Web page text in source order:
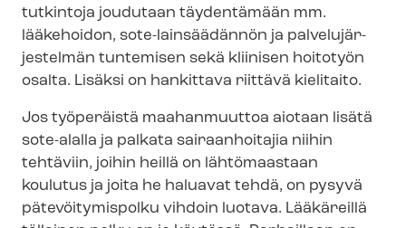
tutkintoja joudutaan täydentämään mm.
lääkehoidon, sote-​lainsäädännön ja pal­ve­lu­jär­
jes­tel­män tuntemisen sekä kliinisen hoitotyön
osalta. Lisäksi on hankittava riittävä kielitaito.
Jos työperäistä maahanmuuttoa aiotaan lisätä
sote-alalla ja palkata sairaanhoitajia niihin
tehtäviin, joihin heillä on lähtömaastaan
koulutus ja joita he haluavat tehdä, on pysyvä
pätevöitymispolku vihdoin luotava. Lääkäreillä